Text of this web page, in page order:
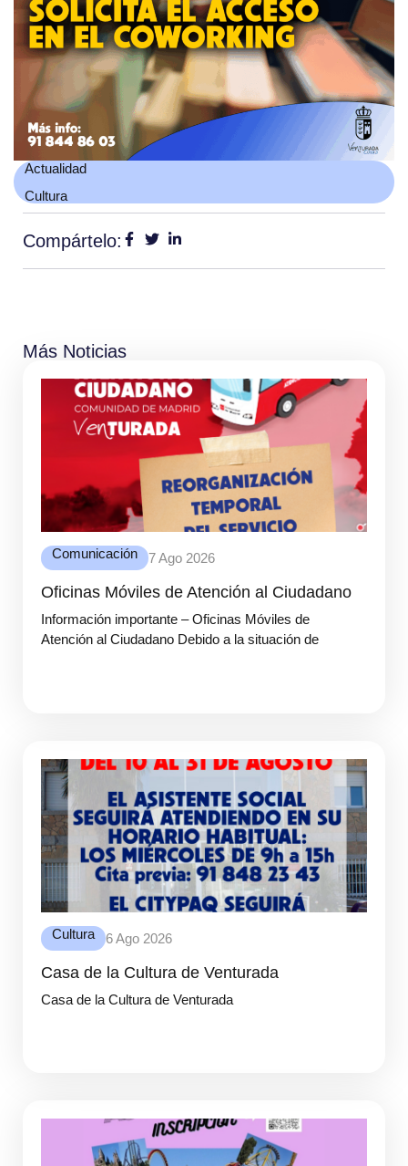
Actualidad
Cultura
Compártelo:
Más Noticias
Comunicación 7 Ago 2026
Oficinas Móviles de Atención al Ciudadano
Información importante – Oficinas Móviles de
Atención al Ciudadano Debido a la situación de
Cultura 6 Ago 2026
Casa de la Cultura de Venturada
Casa de la Cultura de Venturada